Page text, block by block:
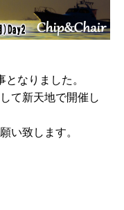
なりました。
て新天地で開催し
い致します。